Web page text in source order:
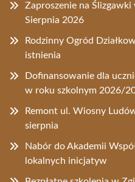
Zaproszenie na
Sierpnia 2026
Rodzinny Ogród
istnienia
Dofinansowanie dla
w roku szkolnym 2026/
Remont ul. Wiosny
sierpnia
Nabór do Akademii
lokalnych inicjatyw